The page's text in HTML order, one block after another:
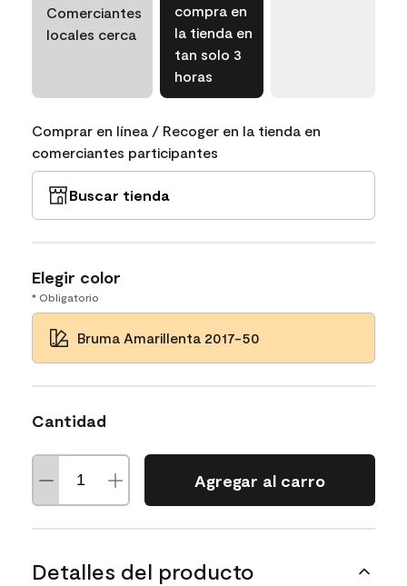
Comerciantes
locales cerca
compra en
la tienda en
tan solo 3
horas
Comprar en línea / Recoger en la tienda en
comerciantes participantes
Buscar tienda
Elegir color
* Obligatorio
Bruma Amarillenta 2017-50
Cantidad
Agregar al carro
Detalles del producto